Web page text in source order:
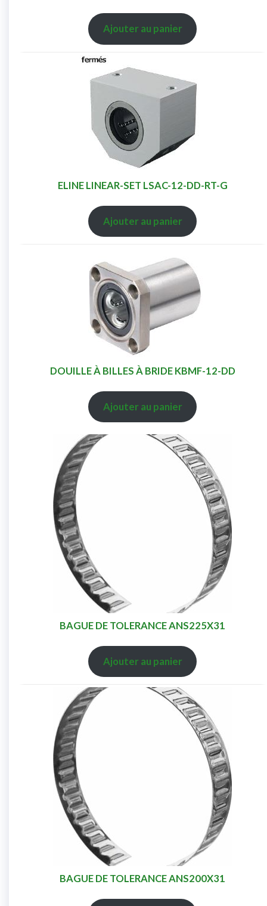
Ajouter au panier
ELINE LINEAR-SET LSAC-12-DD-RT-G
Ajouter au panier
DOUILLE À BILLES À BRIDE KBMF-12-DD
Ajouter au panier
BAGUE DE TOLERANCE ANS225X31
Ajouter au panier
BAGUE DE TOLERANCE ANS200X31